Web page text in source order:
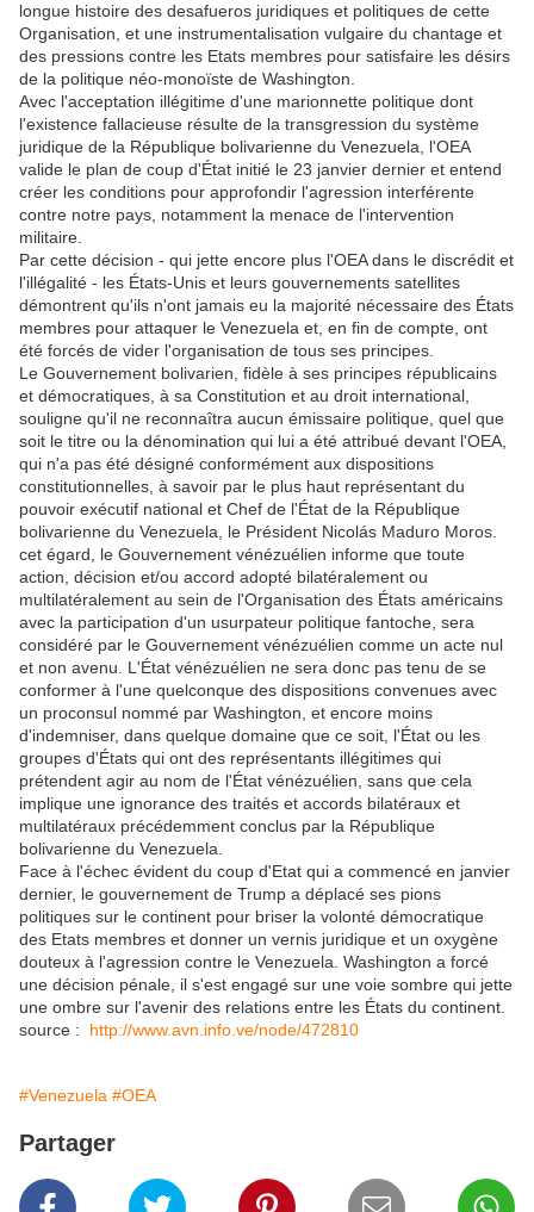
longue histoire des desafueros juridiques et politiques de cette
Organisation, et une instrumentalisation vulgaire du chantage et
des pressions contre les Etats membres pour satisfaire les désirs
de la politique néo-monoïste de Washington.
Avec l'acceptation illégitime d'une marionnette politique dont
l'existence fallacieuse résulte de la transgression du système
juridique de la République bolivarienne du Venezuela, l'OEA
valide le plan de coup d'État initié le 23 janvier dernier et entend
créer les conditions pour approfondir l'agression interférente
contre notre pays, notamment la menace de l'intervention
militaire.
Par cette décision - qui jette encore plus l'OEA dans le discrédit et
l'illégalité - les États-Unis et leurs gouvernements satellites
démontrent qu'ils n'ont jamais eu la majorité nécessaire des États
membres pour attaquer le Venezuela et, en fin de compte, ont
été forcés de vider l'organisation de tous ses principes.
Le Gouvernement bolivarien, fidèle à ses principes républicains
et démocratiques, à sa Constitution et au droit international,
souligne qu'il ne reconnaîtra aucun émissaire politique, quel que
soit le titre ou la dénomination qui lui a été attribué devant l'OEA,
qui n'a pas été désigné conformément aux dispositions
constitutionnelles, à savoir par le plus haut représentant du
pouvoir exécutif national et Chef de l'État de la République
bolivarienne du Venezuela, le Président Nicolás Maduro Moros.
cet égard, le Gouvernement vénézuélien informe que toute
action, décision et/ou accord adopté bilatéralement ou
multilatéralement au sein de l'Organisation des États américains
avec la participation d'un usurpateur politique fantoche, sera
considéré par le Gouvernement vénézuélien comme un acte nul
et non avenu. L'État vénézuélien ne sera donc pas tenu de se
conformer à l'une quelconque des dispositions convenues avec
un proconsul nommé par Washington, et encore moins
d'indemniser, dans quelque domaine que ce soit, l'État ou les
groupes d'États qui ont des représentants illégitimes qui
prétendent agir au nom de l'État vénézuélien, sans que cela
implique une ignorance des traités et accords bilatéraux et
multilatéraux précédemment conclus par la République
bolivarienne du Venezuela.
Face à l'échec évident du coup d'Etat qui a commencé en janvier
dernier, le gouvernement de Trump a déplacé ses pions
politiques sur le continent pour briser la volonté démocratique
des Etats membres et donner un vernis juridique et un oxygène
douteux à l'agression contre le Venezuela. Washington a forcé
une décision pénale, il s'est engagé sur une voie sombre qui jette
une ombre sur l'avenir des relations entre les États du continent.
source : http://www.avn.info.ve/node/472810
#Venezuela #OEA
Partager